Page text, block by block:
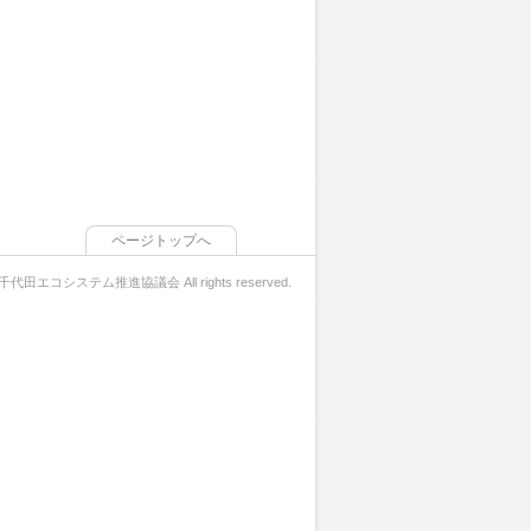
ページトップへ
代田エコシステム推進協議会 All rights reserved.